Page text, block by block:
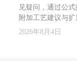
见疑问，通过公
附加工艺建议与扩
2026年8月4日